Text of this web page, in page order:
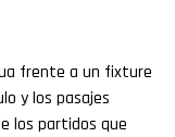
frente a un fixture
y los pasajes
los partidos que